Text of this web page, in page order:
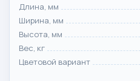
Длина, мм
Ширина, мм
Высота, мм
Вес, кг
Цветовой вариант